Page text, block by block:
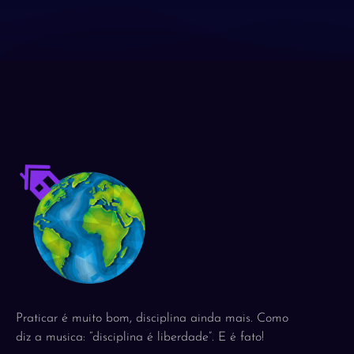
Praticar é muito bom, disciplina ainda mais. Como
diz a musica: “disciplina é liberdade”. E é fato!